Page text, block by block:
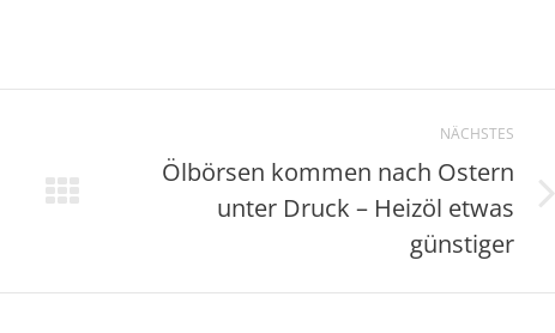
NÄCHSTES
Ölbörsen kommen nach Ostern
unter Druck – Heizöl etwas
günstiger